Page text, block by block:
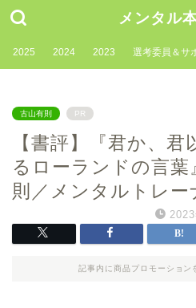
メンタル
2025 2024 2023 選考委員＆サ
古山有則 PR
【書評】『君か、
るローランドの言葉
則／メンタルトレー
記事内に商品プロモーション